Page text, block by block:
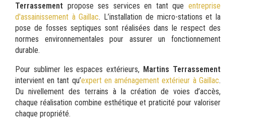
Terrassement propose ses services en tant que entreprise
d'assainissement à Gaillac. L’installation de micro-stations et la
pose de fosses septiques sont réalisées dans le respect des
normes environnementales pour assurer un fonctionnement
durable.
Pour sublimer les espaces extérieurs, Martins Terrassement
intervient en tant qu’expert en aménagement extérieur à Gaillac.
Du nivellement des terrains à la création de voies d’accès,
chaque réalisation combine esthétique et praticité pour valoriser
chaque propriété.